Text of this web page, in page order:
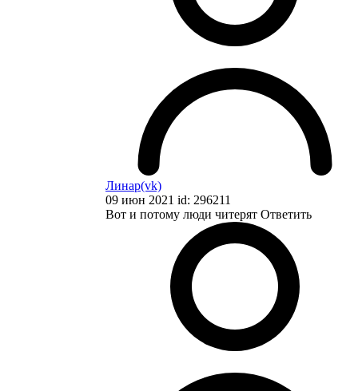
Линар(vk)
09 июн 2021 id: 296211
Вот и потому люди читерят Ответить